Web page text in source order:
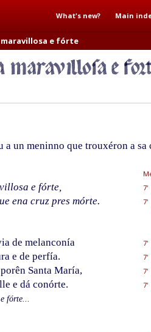
What's new? Main
maravillosa e fórte
a un meninno que trouxéron a sa
e fórte, 7'
ena cruz pres mórte. 7'
de melanconía 7'
e de perfía. 7'
Santa María, 7'
e dá conórte. 7'
fórte...